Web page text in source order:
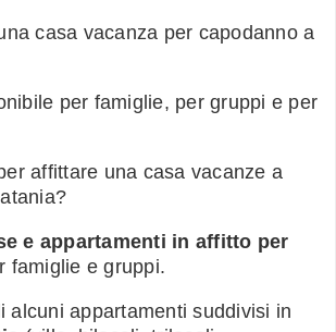
casa vacanza per capodanno a
per famiglie, per gruppi e per
affittare una casa vacanze a
e appartamenti in affitto per
famiglie e gruppi.
alcuni appartamenti suddivisi in